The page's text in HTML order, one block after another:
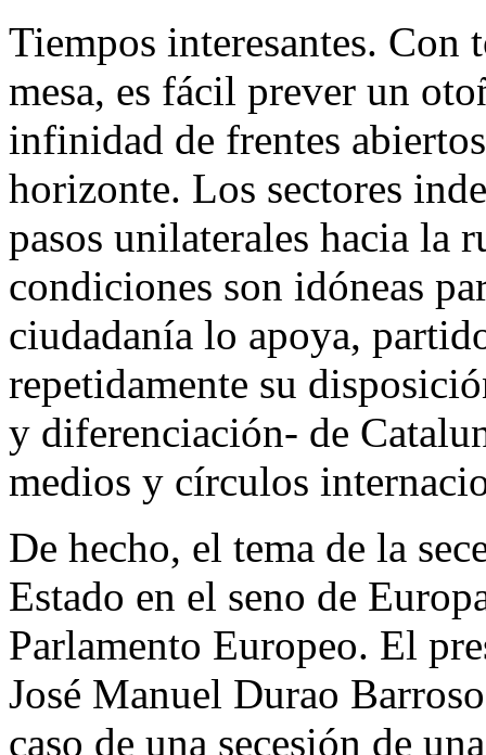
Tiempos interesantes. Con
mesa, es fácil prever un
infinidad de frentes
horizonte. Los sectores
pasos unilaterales hacia la
condiciones son idóneas
ciudadanía lo apoya,
repetidamente su
y diferenciación- de
medios y círculos
De hecho, el tema de la
Estado en el seno de
Parlamento Europeo. El
José Manuel Durao
caso de una secesión de